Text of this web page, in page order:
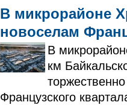
В микрорайоне
новоселам
В
км
Французского